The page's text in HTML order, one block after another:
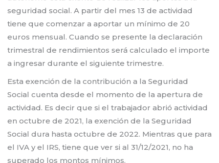
seguridad social. A partir del mes 13 de actividad
tiene que comenzar a aportar un mínimo de 20
euros mensual. Cuando se presente la declaración
trimestral de rendimientos será calculado el importe
a ingresar durante el siguiente trimestre.
Esta exención de la contribución a la Seguridad
Social cuenta desde el momento de la apertura de
actividad. Es decir que si el trabajador abrió actividad
en octubre de 2021, la exención de la Seguridad
Social dura hasta octubre de 2022. Mientras que para
el IVA y el IRS, tiene que ver si al 31/12/2021, no ha
superado los montos mínimos.